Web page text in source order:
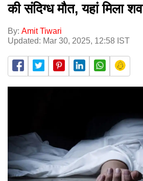
की संदिग्ध मौत, यहां मिला शव
By: Amit Tiwari
Updated: Mar 30, 2025, 12:58 IST